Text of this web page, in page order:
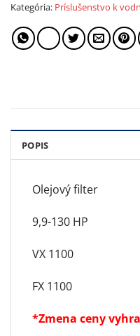
Kategória: Príslušenstvo k
POPIS
Olejový filter
9,9-130 HP
VX 1100
FX 1100
*Zmena ceny